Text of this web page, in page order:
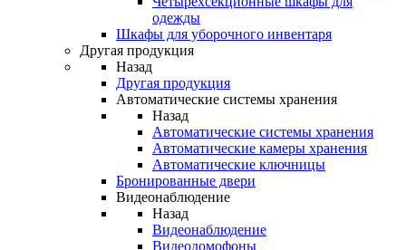
одежды
Шкафы для уборочного инвентаря
Другая продукция
Назад
Другая продукция
Автоматические системы хранения
Назад
Автоматические системы хранения
Автоматические камеры хранения
Автоматические ключницы
Бронированные двери
Видеонаблюдение
Назад
Видеонаблюдение
Видеодомофоны